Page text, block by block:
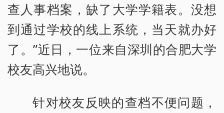
查人事档案，缺了大学学籍表。没想
到通过学校的线上系统，当天就办好
了。”近日，一位来自深圳的合肥大学
校友高兴地说。
针对校友反映的查档不便问题，